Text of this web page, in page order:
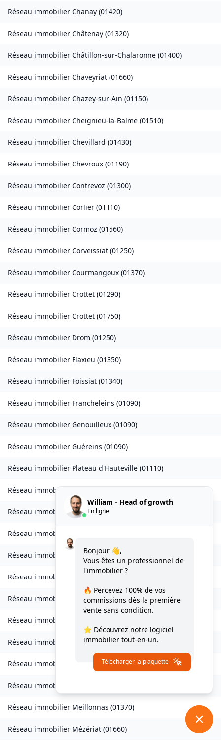
Réseau immobilier Chanay (01420)
Réseau immobilier Châtenay (01320)
Réseau immobilier Châtillon-sur-Chalaronne (01400)
Réseau immobilier Chaveyriat (01660)
Réseau immobilier Chazey-sur-Ain (01150)
Réseau immobilier Cheignieu-la-Balme (01510)
Réseau immobilier Chevillard (01430)
Réseau immobilier Chevroux (01190)
Réseau immobilier Contrevoz (01300)
Réseau immobilier Corlier (01110)
Réseau immobilier Cormoz (01560)
Réseau immobilier Corveissiat (01250)
Réseau immobilier Courmangoux (01370)
Réseau immobilier Crottet (01290)
Réseau immobilier Crottet (01750)
Réseau immobilier Drom (01250)
Réseau immobilier Flaxieu (01350)
Réseau immobilier Foissiat (01340)
Réseau immobilier Francheleins (01090)
Réseau immobilier Genouilleux (01090)
Réseau immobilier Guéreins (01090)
Réseau immobilier Plateau d'Hauteville (01110)
Réseau immobilier
Réseau immobilierIzieu(01300
Réseau immobilier
Réseau immobilier Le Poizat-Lalleyriat
Réseau immobilier
Réseau immobilier Magnieu(01300)
Réseau immobilier
Réseau immobilier Martignat(01100)
Réseau immobilier Massieux(01600)
Réseau immobilier
Réseau immobilier Meillonnas (01370)
Réseau immobilier Mézériat (01660)
William - Head of growth
En ligne
Bonjour 👋,
Vous êtes un professionnel de
l'immobilier ?
🔥 Percevez 100% de vos
commissions dès la première
vente sans condition.
⭐ Découvrez notre logiciel
immobilier tout-en-un.
Télécharger la plaquette